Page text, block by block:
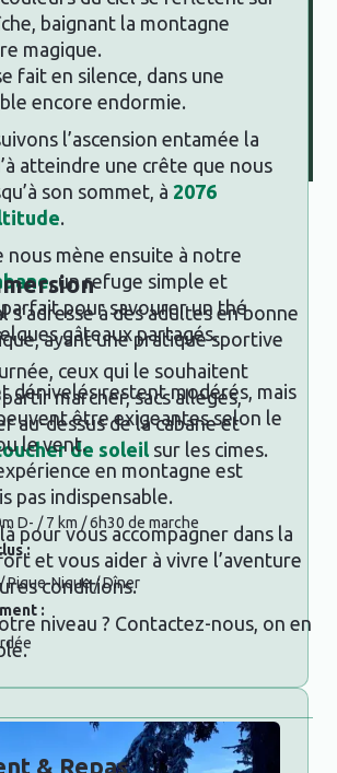
baignant la montagne
magique.
fait en silence, dans une
encore endormie.
l’ascension entamée la
atteindre une crête que nous
son sommet, à 2076
.
nous mène ensuite à notre
, un refuge simple et
pour savourer un thé
gâteaux partagés.
ceux qui le souhaitent
marcher, sacs allégés,
au-dessus de la cabane et
de soleil sur les cimes.
D- / 7 km / 6h30 de marche
:
Pique-Nique / Dîner
:
s’adresse à des adultes en bonne
ayant une pratique sportive
dénivelés restent modérés, mais
être exigeantes selon le
le vent.
en montagne est
pas indispensable.
pour vous accompagner dans la
et vous aider à vivre l’aventure
conditions.
niveau ? Contactez-nous, on en
& Repas